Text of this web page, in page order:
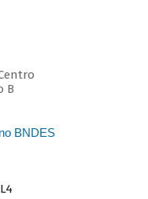
B
BNDES